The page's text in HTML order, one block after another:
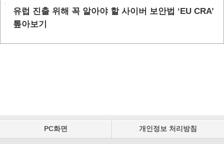
유럽 진출 위해 꼭 알아야 할 사이버 보안법 ‘EU CRA’
톺아보기
PC화면 개인정보 처리방침